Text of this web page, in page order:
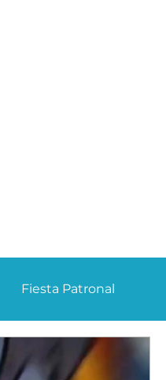
Fiesta Patronal
Semana Santa 2026